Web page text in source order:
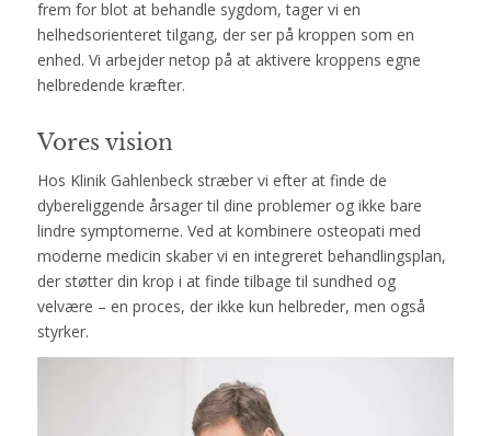
frem for blot at behandle sygdom, tager vi en
helhedsorienteret tilgang, der ser på kroppen som en
enhed. Vi arbejder netop på at aktivere kroppens egne
helbredende kræfter.
Vores vision
Hos Klinik Gahlenbeck stræber vi efter at finde de
dybereliggende årsager til dine problemer og ikke bare
lindre symptomerne. Ved at kombinere osteopati med
moderne medicin skaber vi en integreret behandlingsplan,
der støtter din krop i at finde tilbage til sundhed og
velvære – en proces, der ikke kun helbreder, men også
styrker.